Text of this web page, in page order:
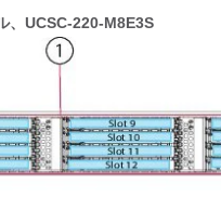
、UCSC-220-M8E3S